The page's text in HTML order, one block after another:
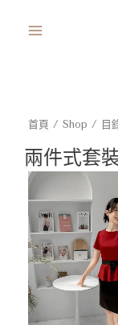
首頁 / Shop / 目
兩件式套